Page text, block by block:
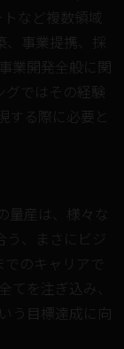
など複数領域
、事業提携、採
業開発全般に関
グではその経験
る際に必要と
量産は、様々な
、まさにビジ
のキャリアで
を注ぎ込み、
う目標達成に向